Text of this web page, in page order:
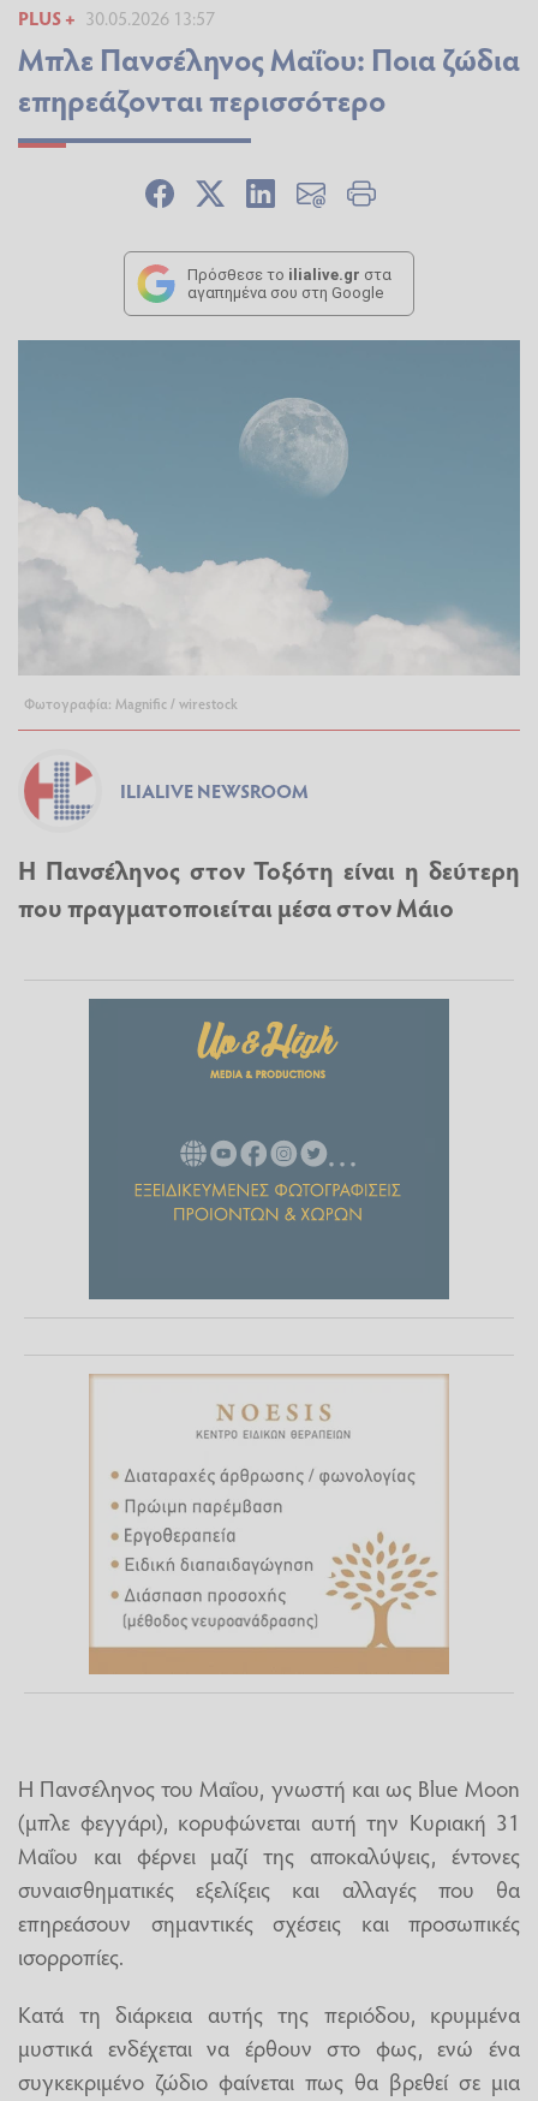
PLUS + 30.05.2026 13:57
Μπλε Πανσέληνος Μαΐου: Ποια ζώδια
επηρεάζονται περισσότερο
Πρόσθεσε το ilialive.gr στα
αγαπημένα σου στη Google
Φωτογραφία: Magnific / wirestock
ILIALIVE NEWSROOM
Η Πανσέληνος στον Τοξότη είναι η δεύτερη
που πραγματοποιείται μέσα στον Μάιο
Η Πανσέληνος του Μαΐου, γνωστή και ως Blue Moon
(μπλε φεγγάρι), κορυφώνεται αυτή την Κυριακή 31
Μαΐου και φέρνει μαζί της αποκαλύψεις, έντονες
συναισθηματικές εξελίξεις και αλλαγές που θα
επηρεάσουν σημαντικές σχέσεις και προσωπικές
ισορροπίες.
Κατά τη διάρκεια αυτής της περιόδου, κρυμμένα
μυστικά ενδέχεται να έρθουν στο φως, ενώ ένα
συγκεκριμένο ζώδιο φαίνεται πως θα βρεθεί σε μια